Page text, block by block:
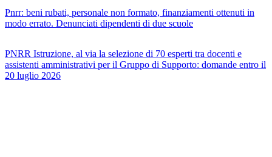
Pnrr: beni rubati, personale non formato, finanziamenti ottenuti in
modo errato. Denunciati dipendenti di due scuole
PNRR Istruzione, al via la selezione di 70 esperti tra docenti e
assistenti amministrativi per il Gruppo di Supporto: domande entro il
20 luglio 2026